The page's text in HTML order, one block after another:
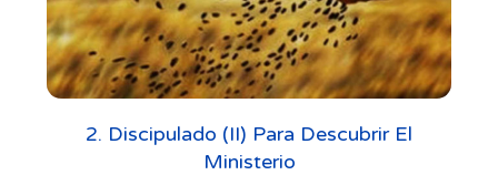
2. Discipulado (II) Para Descubrir El
Ministerio